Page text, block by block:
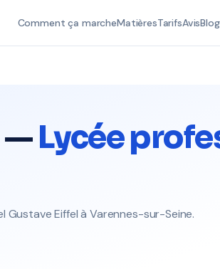
Comment ça marcheMatièresTarifsAvisBlog
—Lycée
Gustave Eiffel à Varennes-sur-Seine.